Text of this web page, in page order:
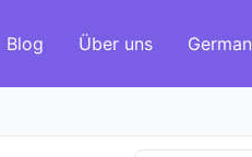
Blog Über uns German